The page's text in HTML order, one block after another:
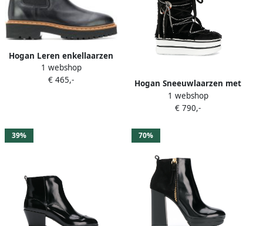
Hogan Leren enkellaarzen
Zwart
1 webshop
€ 465,-
Hogan Sneeuwlaarzen met
bont Zwart
1 webshop
€ 790,-
39% 70%